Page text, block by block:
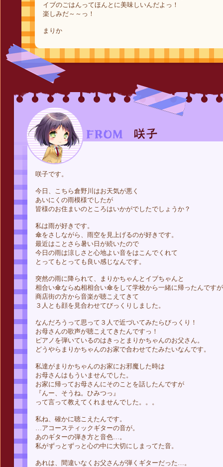
イブのごはんってほんとに美味しいんだよっ！
楽しみだ～～っ！
まりか
咲子です。
今日、こちら倉野川はお天気が悪く
あいにくの雨模様でしたが
皆様のお住まいのところはいかがでしたでしょうか？
私は雨が好きです。
傘をさしながら、雨空を見上げるのが好きです。
最近はことさら暑い日が続いたので
今日の雨は涼しさと心地よい音をはこんでくれて
とってもとっても良い感じなんです。
突然の雨に降られて、まりかちゃんとイブちゃんと
相合い傘ならぬ相相合い傘をして学校から一緒に帰ったんですが
商店街の方から音楽が聴こえてきて
３人とも顔を見合わせてびっくりしました。
なんだろうって思って３人で近づいてみたらびっくり！
お母さんの歌声が聴こえてきたんですっ！
ピアノを弾いているのはきっとまりかちゃんのお父さん。
どうやらまりかちゃんのお家で合わせてたみたいなんです。
私達がまりかちゃんのお家にお邪魔した時は
お母さんはもういませんでした。
お家に帰ってお母さんにそのことを話したんですが
『んー、そうね。ひみつっ』
って言って教えてくれませんでした。。。
私ね、確かに聴こえたんです。
…アコースティックギターの音が。
あのギターの弾き方と音色…。
私がずっとずっと心の中に大切にしまってた音。
あれは、間違いなくお父さんが弾くギターだった…。